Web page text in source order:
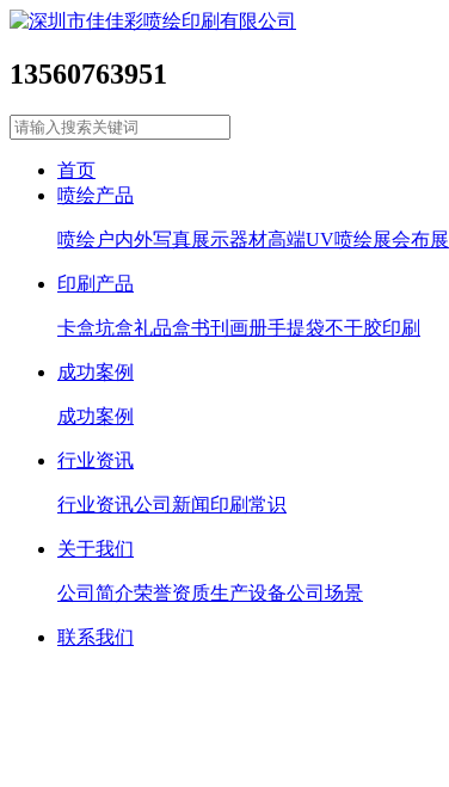
13560763951
首页
喷绘产品
喷绘户内外写真展示器材高端UV喷绘展会布展
印刷产品
卡盒坑盒礼品盒书刊画册手提袋不干胶印刷
成功案例
成功案例
行业资讯
行业资讯公司新闻印刷常识
关于我们
公司简介荣誉资质生产设备公司场景
联系我们